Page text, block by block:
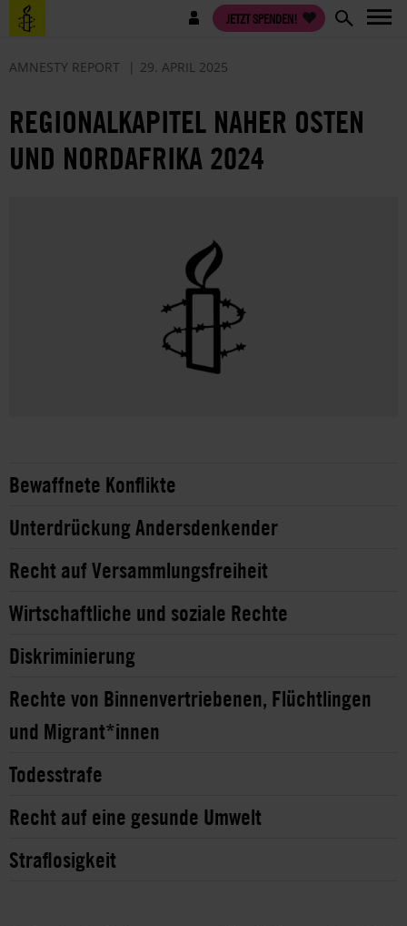
Direkt
zum
Benutzermenü JETZT SPENDEN!
AMNESTY REPORT 29. APRIL 2025
REGIONALKAPITEL NAHER OSTEN
UND NORDAFRIKA 2024
Bewaffnete Konflikte
Unterdrückung Andersdenkender
Recht auf Versammlungsfreiheit
Wirtschaftliche und soziale Rechte
Diskriminierung
Rechte von Binnenvertriebenen, Flüchtlingen
und Migrant*innen
Todesstrafe
Recht auf eine gesunde Umwelt
Straflosigkeit